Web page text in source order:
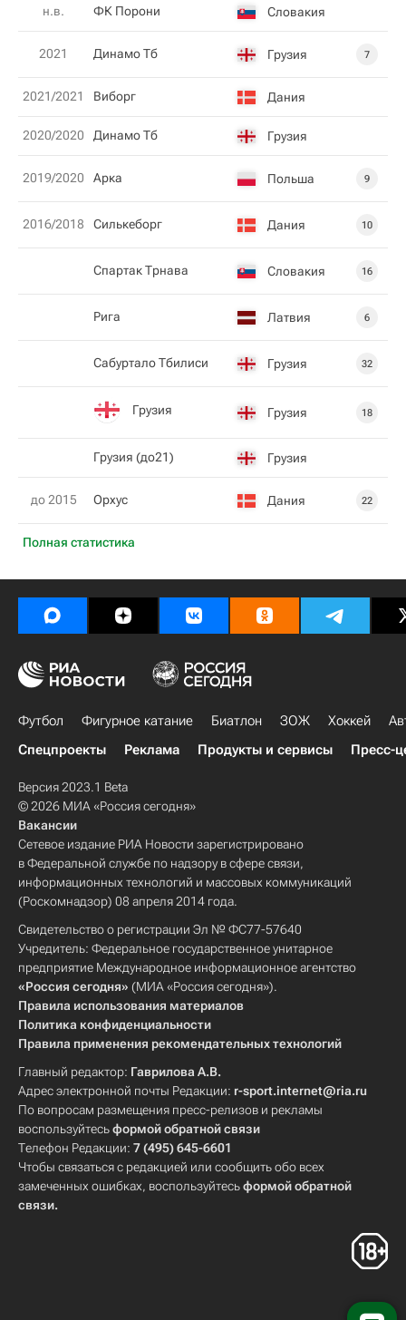
Полная статистика
н.в. ФК Порони Словакия
2021 Динамо Тб Грузия 7
2021/2021 Виборг Дания
2020/2020 Динамо Тб Грузия
2019/2020 Арка Польша 9
2016/2018 Силькеборг Дания 10
Спартак Трнава Словакия 16
Рига Латвия 6
Сабуртало Тбилиси Грузия 32
Грузия Грузия 18
Грузия (до21) Грузия
до 2015 Орхус Дания 22
Футбол Фигурное катание Биатлон ЗОЖ Хоккей
Спецпроекты
Реклама Продукты и сервисы Пресс-
Версия 2023.1 Beta
© 2026 МИА «Россия сегодня»
Вакансии
Сетевое издание РИА Новости зарегистрировано
в Федеральной службе по надзору в сфере связи,
информационных технологий и массовых коммуникаций
(Роскомнадзор) 08 апреля 2014 года.
Свидетельство о регистрации Эл № ФС77-57640
Учредитель: Федеральное государственное унитарное
предприятие Международное информационное агентство
«Россия сегодня» (МИА «Россия сегодня»).
Правила использования материалов
Политика конфиденциальности
Правила применения рекомендательных технологий
Главный редактор: Гаврилова А.В.
Адрес электронной почты Редакции: r-sport.internet@ria.ru
По вопросам размещения пресс-релизов и рекламы
воспользуйтесьформой обратной связи
Телефон Редакции: 7 (495) 645-6601
Чтобы связаться с редакцией или сообщить обо всех
замеченных ошибках, воспользуйтесьформой обратной
связи.